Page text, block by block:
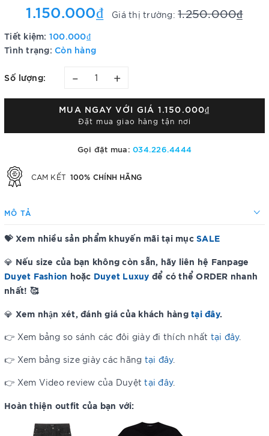
1.150.000₫ Giá thị trường:1.250.000₫
Tiết kiệm: 100.000₫
Tình trạng: Còn hàng
Số lượng: – +
MUA NGAY VỚI GIÁ 1.150.000₫
Đặt mua giao hàng tận nơi
Gọi đặt mua:034.226.4444
CAM KẾT 100% CHÍNH HÃNG
MÔ TẢ
💝 Xem nhiều sản phẩm khuyến mãi tại mục SALE
💎 Nếu size của bạn không còn sẵn, hãy liên hệ Fanpage
Duyet Fashion hoặc Duyet Luxuy để có thể ORDER nhanh
nhất! 🥰
💎 Xem nhận xét, đánh giá của khách hàng tại đây.
👉 Xem bảng so sánh các đôi giày đi thích nhất tại đây.
👉 Xem bảng size giày các hãng tại đây.
👉 Xem Video review của Duyệttại đây.
Hoàn thiện outfit của bạn với: